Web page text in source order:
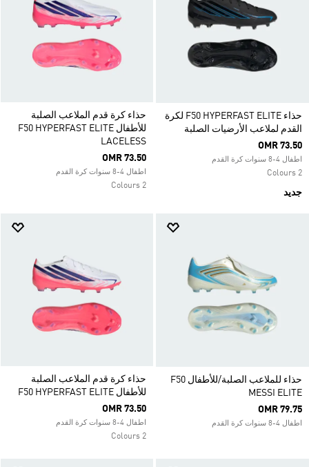
حذاء F50 HYPERFAST ELITE لكرة
القدم لملاعب الأرضيات الصلبة
OMR 73.50
اطفال 4-8 سنوات كرة القدم
2 Colours
جديد
حذاء كرة قدم الملاعب الصلبة
للأطفال F50 HYPERFAST ELITE
LACELESS
OMR 73.50
اطفال 4-8 سنوات كرة القدم
2 Colours
حذاء للملاعب الصلبة/للأطفال F50
MESSI ELITE
OMR 79.75
اطفال 4-8 سنوات كرة القدم
حذاء كرة قدم الملاعب الصلبة
للأطفال F50 HYPERFAST ELITE
OMR 73.50
اطفال 4-8 سنوات كرة القدم
2 Colours